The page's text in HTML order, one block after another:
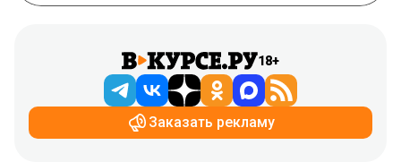
18+
Заказать рекламу